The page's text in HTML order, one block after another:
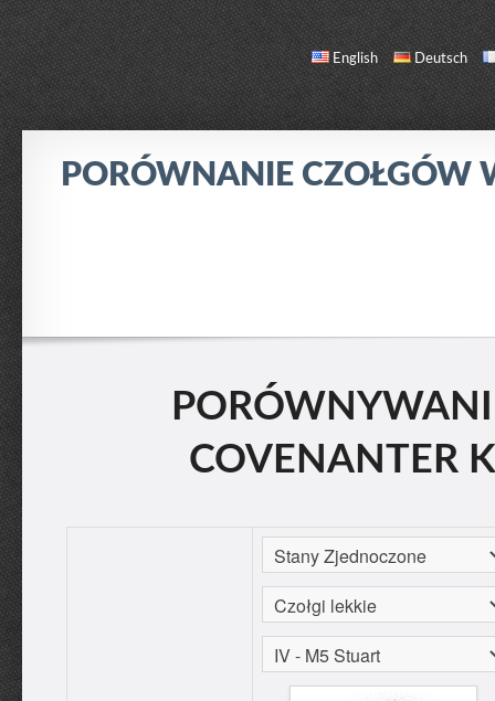
English Deutsch
PORÓWNANIE CZOŁGÓW
O NAS / KONTAKT
COVENANTER